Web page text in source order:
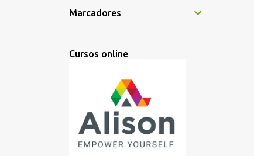
novembro 2025
setembro 2025
julho 2025
junho 2025
maio 2025
abril 2025
Marcadores
Cursos online